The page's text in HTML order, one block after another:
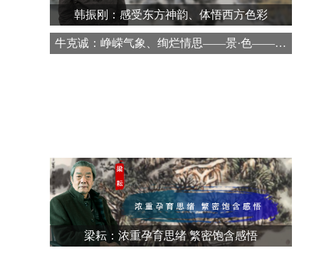
韩振刚：感受东方神韵、体悟西方色彩
牛克诚：峥嵘气象、绚烂情思——景·色——牛
梁耘：浓重孕育思绪 繁密饱含感悟